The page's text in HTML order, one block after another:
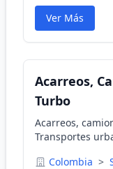
Ver Más
Acarreos,
Turbo
Acarreos,
Transportes
Colombia >